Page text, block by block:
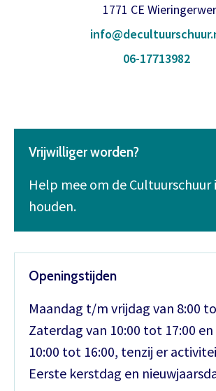
1771 CE
06-17713982
Vrijwilliger worden?
Help mee om de
houden.
Openingstijden
Maandag t/m vrijdag van 8:00
Zaterdag van 10:00 tot 17:00
10:00 tot 16:00, tenzij er
Eerste kerstdag en